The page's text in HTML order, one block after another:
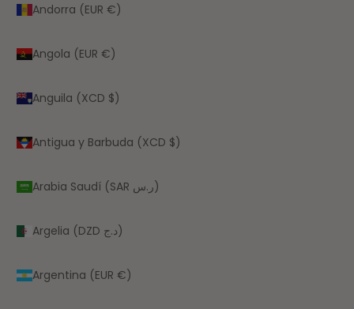
Andorra (EUR €)
Angola (EUR €)
Anguila (XCD $)
Antigua y Barbuda (XCD $)
Arabia Saudí (SAR ر.س)
Argelia (DZD د.ج)
Argentina (EUR €)